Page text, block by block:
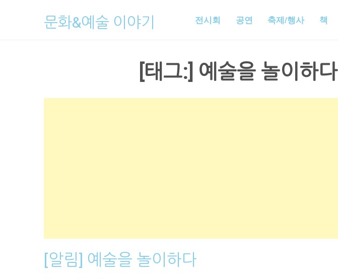
문화&예술 이야기 전시회 공연 축제/행사 책
[태그:] 예술을 놀이하다
[알림] 예술을 놀이하다